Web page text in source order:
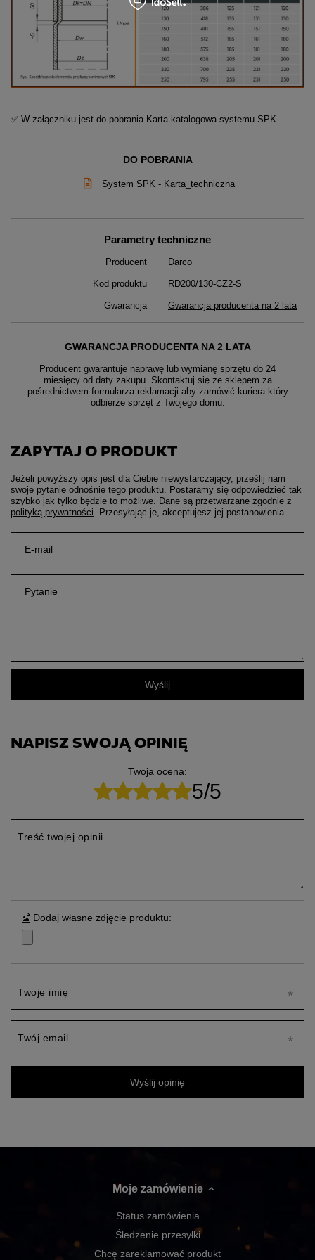
✅ W załączniku jest do pobrania Karta katalogowa systemu SPK.
DO POBRANIA
System SPK - Karta_techniczna
Parametry techniczne
Producent Darco
Kod produktu RD200/130-CZ2-S
Gwarancja Gwarancja producenta na 2 lata
GWARANCJA PRODUCENTA NA 2 LATA
Producent gwarantuje naprawę lub wymianę sprzętu do 24
miesięcy od daty zakupu. Skontaktuj się ze sklepem za
pośrednictwem formularza reklamacji aby zamówić kuriera który
odbierze sprzęt z Twojego domu.
ZAPYTAJ O PRODUKT
Jeżeli powyższy opis jest dla Ciebie niewystarczający, prześlij nam
swoje pytanie odnośnie tego produktu. Postaramy się odpowiedzieć tak
szybko jak tylko będzie to możliwe. Dane są przetwarzane zgodnie z
polityką prywatności. Przesyłając je, akceptujesz jej postanowienia.
E-mail
Pytanie
Wyślij
NAPISZ SWOJĄ OPINIĘ
Twoja ocena:
5/5
Treść twojej opinii
Dodaj własne zdjęcie produktu:
Twoje imię
Twój email
Wyślij opinię
Moje zamówienie
Status zamówienia
Śledzenie przesyłki
Chcę zareklamować produkt